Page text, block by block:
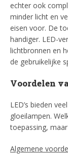
echter ook
minder licht en
eisen voor. De
handiger. LED-
lichtbronnen en
de gebruikelijke
Voordelen
LED’s bieden
gloeilampen.
toepassing,
Algemene